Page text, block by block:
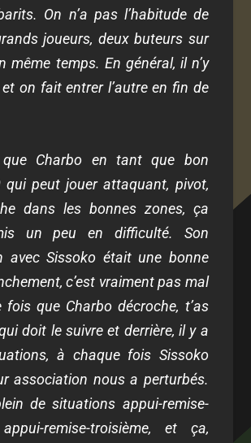
On n’a pas l’habitude de
joueurs, deux buteurs sur
même temps. En général, il n’y
et on fait entrer l’autre en fin de
Charbo en tant que bon
qui peut jouer attaquant, pivot,
dans les bonnes zones, ça
un peu en difficulté. Son
avec Sissoko était une bonne
c’est vraiment pas mal
que Charbo décroche, t’as
doit le suivre et derrière, il y a
à chaque fois Sissoko
association nous a perturbés.
de situations appui-remise-
remise-troisième, et ça,